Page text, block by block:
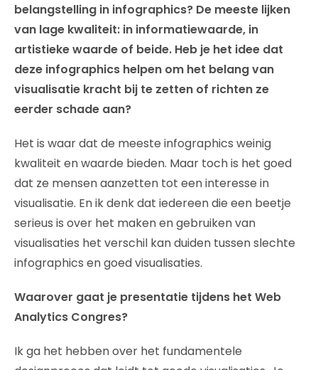
belangstelling in infographics? De meeste lijken
van lage kwaliteit: in informatiewaarde, in
artistieke waarde of beide. Heb je het idee dat
deze infographics helpen om het belang van
visualisatie kracht bij te zetten of richten ze
eerder schade aan?
Het is waar dat de meeste infographics weinig
kwaliteit en waarde bieden. Maar toch is het goed
dat ze mensen aanzetten tot een interesse in
visualisatie. En ik denk dat iedereen die een beetje
serieus is over het maken en gebruiken van
visualisaties het verschil kan duiden tussen slechte
infographics en goed visualisaties.
Waarover gaat je presentatie tijdens het Web
Analytics Congres?
Ik ga het hebben over het fundamentele